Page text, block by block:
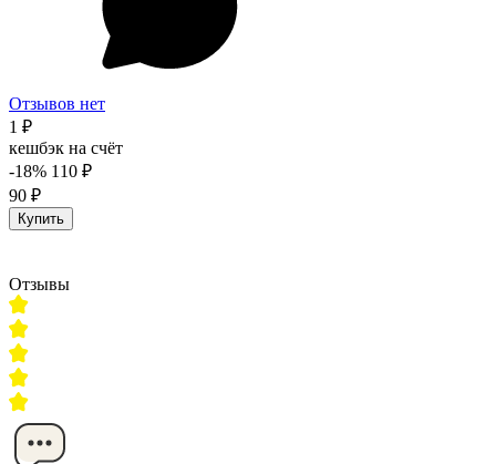
Отзывов нет
1 ₽
кешбэк на счёт
-18% 110 ₽
90 ₽
Купить
Отзывы